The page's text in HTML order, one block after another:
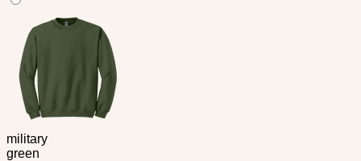
military
green